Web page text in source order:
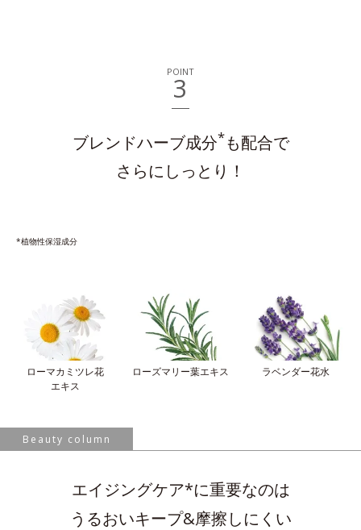
POINT
3
ブレンドハーブ成分*も配合で
さらにしっとり！
*植物性保湿成分
ローマカミツレ花
エキス
ローズマリー葉エキス ラベンダー花水
Beauty column
エイジングケア*に重要なのは
うるおいキープ&摩擦しにくい